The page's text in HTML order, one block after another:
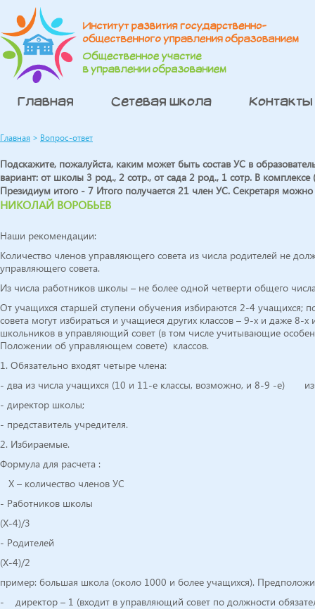
Главная Сетевая школа Контакты
Главная > Вопрос-ответ
Подскажите, пожалуйста, каким может быть состав УС в
вариант: от школы 3 род., 2 сотр., от сада 2 род., 1 сотр. В
Президиум итого - 7 Итого получается 21 член УС. Секретаря
НИКОЛАЙ ВОРОБЬЕВ
Наши рекомендации:
Количество членов управляющего совета из числа родителей не
управляющего совета.
Из числа работников школы – не более одной четверти общего
От учащихся старшей ступени обучения избираются 2-4 учащихся;
совета могут избираться и учащиеся других классов – 9-х и даже
школьников в управляющий совет (в том числе учитывающие
Положении об управляющем совете) классов.
1. Обязательно входят четыре члена:
- два из числа учащихся (10 и 11-е классы, возможно, и 8-9 -е)
- директор школы;
- представитель учредителя.
2. Избираемые.
Формула для расчета :
Х – количество членов УС
- Работников школы
(X-4)/3
- Родителей
(X-4)/2
пример: большая школа (около 1000 и более учащихся).
- директор – 1 (входит в управляющий совет по должности